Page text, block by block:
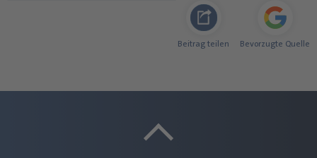
Beitrag teilen Bevorzugte Quelle